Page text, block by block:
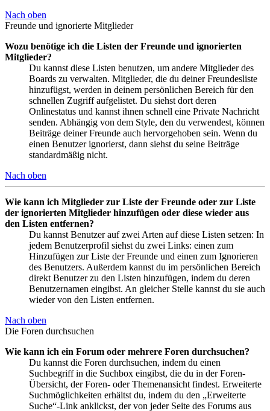
Nach oben
Freunde und ignorierte Mitglieder
Wozu benötige ich die Listen der Freunde und ignorierten
Mitglieder?
Du kannst diese Listen benutzen, um andere Mitglieder des
Boards zu verwalten. Mitglieder, die du deiner Freundesliste
hinzufügst, werden in deinem persönlichen Bereich für den
schnellen Zugriff aufgelistet. Du siehst dort deren
Onlinestatus und kannst ihnen schnell eine Private Nachricht
senden. Abhängig von dem Style, den du verwendest, können
Beiträge deiner Freunde auch hervorgehoben sein. Wenn du
einen Benutzer ignorierst, dann siehst du seine Beiträge
standardmäßig nicht.
Nach oben
Wie kann ich Mitglieder zur Liste der Freunde oder zur Liste
der ignorierten Mitglieder hinzufügen oder diese wieder aus
den Listen entfernen?
Du kannst Benutzer auf zwei Arten auf diese Listen setzen: In
jedem Benutzerprofil siehst du zwei Links: einen zum
Hinzufügen zur Liste der Freunde und einen zum Ignorieren
des Benutzers. Außerdem kannst du im persönlichen Bereich
direkt Benutzer zu den Listen hinzufügen, indem du deren
Benutzernamen eingibst. An gleicher Stelle kannst du sie auch
wieder von den Listen entfernen.
Nach oben
Die Foren durchsuchen
Wie kann ich ein Forum oder mehrere Foren durchsuchen?
Du kannst die Foren durchsuchen, indem du einen
Suchbegriff in die Suchbox eingibst, die du in der Foren-
Übersicht, der Foren- oder Themenansicht findest. Erweiterte
Suchmöglichkeiten erhältst du, indem du den „Erweiterte
Suche“-Link anklickst, der von jeder Seite des Forums aus